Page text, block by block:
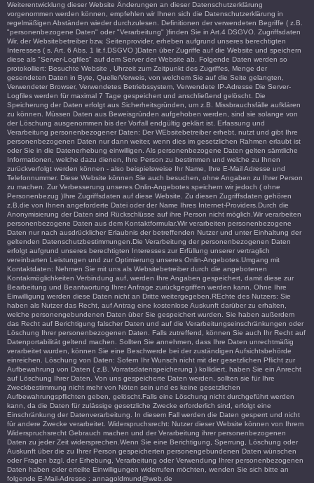
Weiterentwicklung dieser Website Änderungen an dieser Datenschutzerklärung
vorgenommen werden können, empfehlen wir Ihnen sich die Datenschutzerklärung in
regelmäßigen Abständen wieder durchzulesen. Definitionen der verwendeten Begriffe ( z.B.
"personenbezogene Daten" oder "Verarbeitung" )finden Sie in Art.4 DSGVO. Zugriffsdaten
Wir, der Websitebetreiber bzw. Seitenprovider, erheben aufgrund unseres berechtigten
Interesses ( s. Art. 6 Abs. 1 lit.f.DSGVO )Daten über Zugriffe auf die Website und speichern
diese als "Server-Logfiles" auf dem Server der Website ab. Folgende Daten werden so
protokolliert: Besuchte Website , Uhrzeit zum Zeitpunkt des Zugriffes, Menge der
gesendeten Daten in Byte, Quelle/Verweis, von welchem Sie auf die Seite gelangten,
Verwendeter Browser, Verwendetes Betriebssystem, Verwendete IP-Adresse Die Server-
Logfiles werden für maximal 7 Tage gespeichert und anschließend gelöscht. Die
Speicherung der Daten erfolgt aus Sicherheitsgründen, um z.B. Missbrauchsfälle aufklären
zu können. Müssen Daten aus Beweisgründen aufgehoben werden, sind sie solange von
der Löschung ausgenommen bis der Vorfall endgültig geklärt ist. Erfassung und
Verarbeitung personenbezogener Daten: Der WEbsitebetreiber erhebt, nutzt und gibt Ihre
personenbezogenen Daten nur dann weiter, wenn dies im gesetzlichen Rahmen erlaubt ist
oder Sie in die Datenerhebung einwilligen. Als personenbezogene Daten gelten sämtliche
Informationen, welche dazu dienen, Ihre Person zu bestimmen und welche zu Ihnen
zurückverfolgt werden können - also beispielsweise Ihr Name, Ihre E-Mail Adresse und
Telefonnummer. Diese Website können Sie auch besuchen, ohne Angaben zu Ihrer Person
zu machen. Zur Verbesserung unseres Onlin-Angebotes speichern wir jedoch ( ohne
Personenbezug )Ihre Zugriffsdaten auf diese Website. Zu diesen Zugriffsdaten gehören
z.B.die von Ihnen angeforderte Datei oder der Name Ihres Internet-Providers.Durch die
Anonymisierung der Daten sind Rückschlüsse auf ihre Person nicht möglich.Wir verarbeiten
personenbezogene Daten aus dem Kontaktformular.Wir verarbeiten personenbezogene
Daten nur nach ausdrücklicher Erlaubnis der betreffenden Nutzer und unter Einhaltung der
geltenden Datenschutzbestimmungen.Die Verarbeitung der personenbezogenen Daten
erfolgt aufgrund unseres berechtigten Interesses zur Erfüllung unserer vertraglich
vereinbarten Leistungen und zur Optimierung unseres Onlin-Angebotes.Umgang mit
Kontaktdaten: Nehmen Sie mit uns als Websitebetreiber durch die angebotenen
Kontakmöglichkeiten Verbindung auf, werden Ihre Angaben gespeichert, damit diese zur
Bearbeitung und Beantwortung Ihrer Anfrage zurückgegriffen werden kann. Ohne Ihre
Einwilligung werden diese Daten nicht an Dritte weitergegeben.REchte des Nutzers: Sie
haben als Nutzer das Recht, auf Antrag eine kostenlose Auskunft darüber zu erhalten,
welche personengebundenen Daten über Sie gespeichert wurden. Sie haben außerdem
das Recht auf Berichtigung falscher Daten und auf die Verarbeitungseinschränkungen oder
Löschung Ihrer personenbezogenen Daten. Falls zutreffend, können Sie auch Ihr Recht auf
Datenportabilität geltend machen. Sollten Sie annehmen, dass Ihre Daten unrechtmäßig
verarbeitet wurden, können Sie eine Beschwerde bei der zuständigen Aufsichtsbehörde
einreichen. Löschung von Daten: Sofern Ihr Wunsch nicht mit der gesetzlichen Pflicht zur
Aufbewahrung von Daten ( z.B. Vorratsdatenspeicherung ) kollidiert, haben Sie ein Anrecht
auf Löschung Ihrer Daten. Von uns gespeicherte Daten werden, sollten sie für Ihre
Zweckbestimmung nicht mehr von Nöten sein und es keine gesetzlichen
Aufbewahrungspflichten geben, gelöscht.Falls eine Löschung nicht durchgeführt werden
kann, da die Daten für zulässige gesetzliche Zwecke erforderlich sind, erfolgt eine
Einschränkung der Datenverarbeitung. In diesem Fall werden die Daten gesperrt und nicht
für andere Zwecke verarbeitet. Widerspruchsrecht: Nutzer dieser Website können von Ihrem
Widerspruchsrecht Gebrauch machen und der Verarbeitung ihrer personenbezogenen
Daten zu jeder Zeit widersprechen.Wenn Sie eine Berichtigung, Sperrung, Löschung oder
Auskunft über die zu Ihrer Person gespeicherten personengebundenen Daten wünschen
oder Fragen bzgl. der Erhebung, Verarbeitung oder Verwendung Ihrer personenbezogenen
Daten haben oder erteilte Einwilligungen widerrufen möchten, wenden Sie sich bitte an
folgende E-Mail-Adresse : annagoldmund@web.de